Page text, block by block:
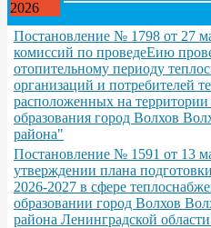
2026
Постановление № 1798 от 27
комиссий по проведеЕию
отопительному периоду
организаций и потребителей
расположенных на
образования город Волхов
района"
Постановление № 1591 от 13
утверждении плана
2026-2027 в сфере
образовании город Волхов
района Ленинградской